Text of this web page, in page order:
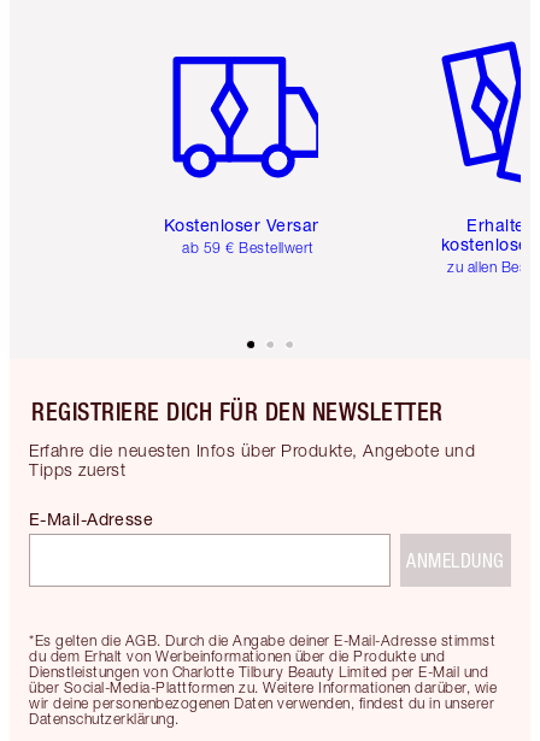
Kostenloser Versand
ab 59 € Bestellwert
Erhalte
kostenlose
zu allen
REGISTRIERE DICH FÜR DEN NEWSLETTER
Erfahre die neuesten Infos über Produkte, Angebote und
Tipps zuerst
*Es gelten die AGB. Durch die Angabe deiner E-Mail-Adresse stimmst
du dem Erhalt von Werbeinformationen über die Produkte und
Dienstleistungen von Charlotte Tilbury Beauty Limited per E-Mail und
über Social-Media-Plattformen zu. Weitere Informationen darüber, wie
wir deine personenbezogenen Daten verwenden, findest du in unserer
Datenschutzerklärung.
E-Mail-Adresse
ANMELDUNG